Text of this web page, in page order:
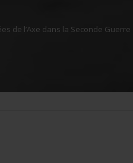
de l’Axe dans la Seconde Guerre